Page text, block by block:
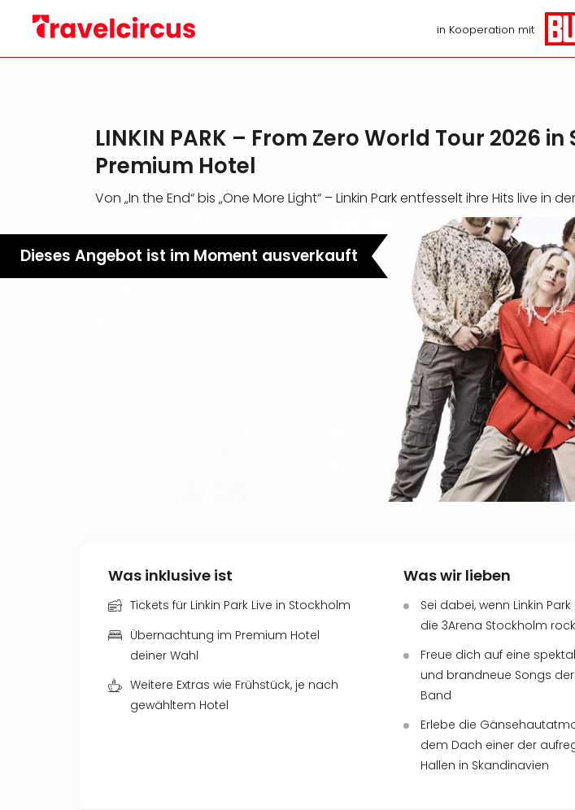
in Kooperation mit
LINKIN PARK – From Zero World Tour 2026
Premium Hotel
Von „In the End“ bis „One More Light“ – Linkin Park entfesselt ihre Hits live in
Dieses Angebot ist im Moment ausverkauft
Was inklusive ist
Tickets für Linkin Park Live in Stockholm
Übernachtung im Premium Hotel
deiner Wahl
Weitere Extras wie Frühstück, je nach
gewähltem Hotel
Was wir lieben
Sei dabei, wenn Linkin
die 3Arena Stockholm
Freue dich auf eine
und brandneue Songs
Band
Erlebe die
dem Dach einer der
Hallen in Skandinavien